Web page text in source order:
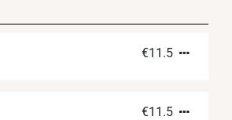
€11.5
€11.5